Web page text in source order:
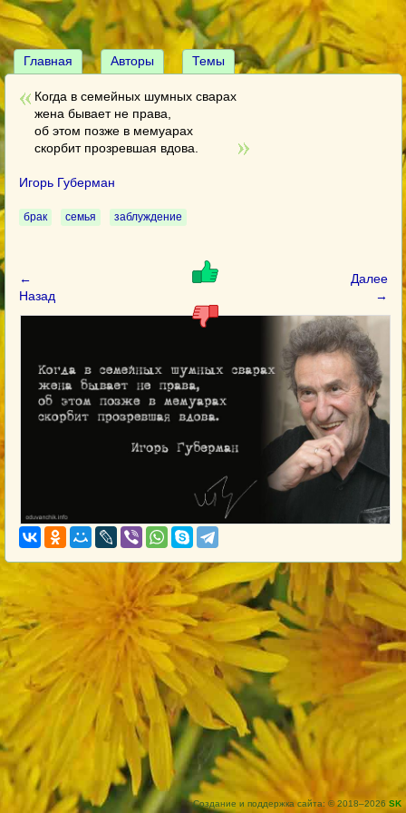
Главная Авторы Темы
Когда в семейных шумных сварах
жена бывает не права,
об этом позже в мемуарах
скорбит прозревшая вдова.
Игорь Губерман
брак семья заблуждение
←
Назад
Далее
→
Создание и поддержка сайта: © 2018–2026 SK